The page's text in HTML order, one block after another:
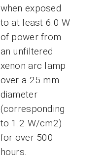
when exposed
to at least 6.0 W
of power from
an unfiltered
xenon arc lamp
over a 25 mm
diameter
(corresponding
to 1.2 W/cm2)
for over 500
hours.